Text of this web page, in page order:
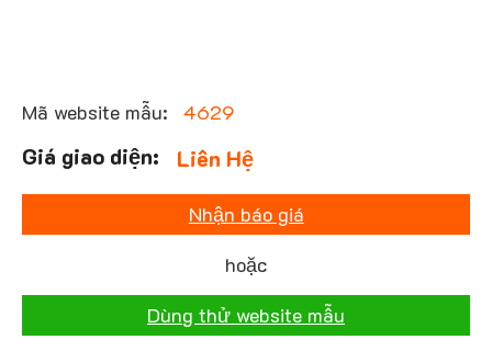
Mã website mẫu: 4629
Liên Hệ
Nhận báo giá
hoặc
Dùng thử website mẫu